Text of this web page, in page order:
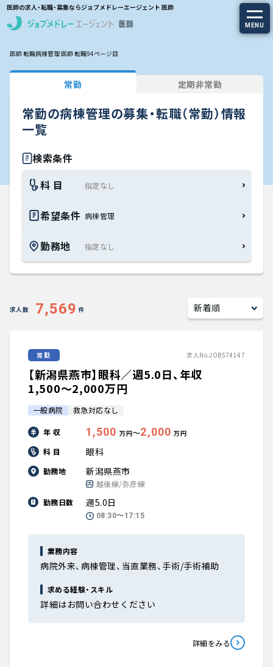
医師の求人・転職・募集ならジョブメドレーエージェント 医師
MENU
求人を探す
常勤の求人
定期非常勤の求人
特集から探す
エージェントサービス
エージェントサービスTOP
サービスの流れ
医師の求人・転職Q&A
知りたい・聞きたい
転職成功事例
医師の転職マニュアル
データで見る医師の平均年収
医師に役立つ取材記事
医師 転職病棟管理 医師 転職94ページ目
常勤 定期非常勤
常勤の病棟管理の募集・転職（常勤）情報
一覧
検索条件
科 目
希望条件 病棟管理
勤務地
求人数 7,569 件
常勤 求人No.JOB574147
【新潟県燕市】眼科／週5.0日、年収
1,500〜2,000万円
一般病院 救急対応なし
年 収 1,500 万円〜2,000 万円
科 目 眼科
勤務地 新潟県燕市
越後線/弥彦線
勤務日数
週5.0日
08:30〜17:15
業務内容
病院外来、病棟管理、当直業務、手術/手術補助
求める経験・スキル
詳細はお問い合わせください
詳細をみる